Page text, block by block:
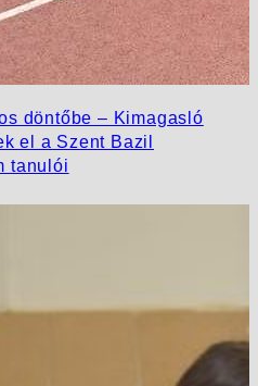
döntőbe – Kimagasló
el a Szent Bazil
tanulói